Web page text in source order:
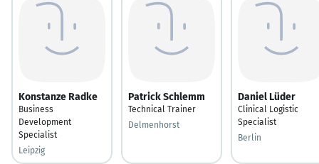
Konstanze Radke
Business
Development
Specialist
Leipzig
Patrick Schlemm
Technical Trainer
Delmenhorst
Daniel Lüder
Clinical Logistic
Specialist
Berlin